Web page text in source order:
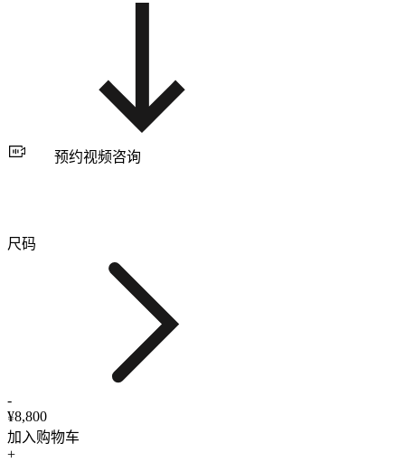
预约视频咨询
尺码
-
¥8,800
加入购物车
+